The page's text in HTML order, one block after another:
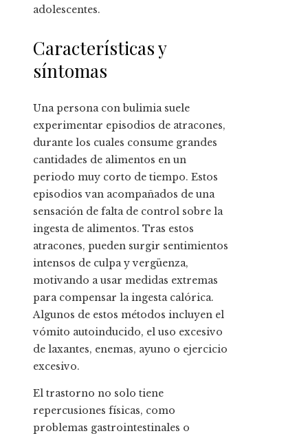
adolescentes.
Características y
síntomas
Una persona con bulimia suele
experimentar episodios de atracones,
durante los cuales consume grandes
cantidades de alimentos en un
periodo muy corto de tiempo. Estos
episodios van acompañados de una
sensación de falta de control sobre la
ingesta de alimentos. Tras estos
atracones, pueden surgir sentimientos
intensos de culpa y vergüenza,
motivando a usar medidas extremas
para compensar la ingesta calórica.
Algunos de estos métodos incluyen el
vómito autoinducido, el uso excesivo
de laxantes, enemas, ayuno o ejercicio
excesivo.
El trastorno no solo tiene
repercusiones físicas, como
problemas gastrointestinales o